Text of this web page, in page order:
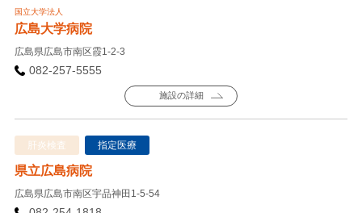
国立大学法人
広島大学病院
広島県広島市南区霞1-2-3
082-257-5555
施設の詳細
肝炎検査 指定医療
県立広島病院
広島県広島市南区宇品神田1-5-54